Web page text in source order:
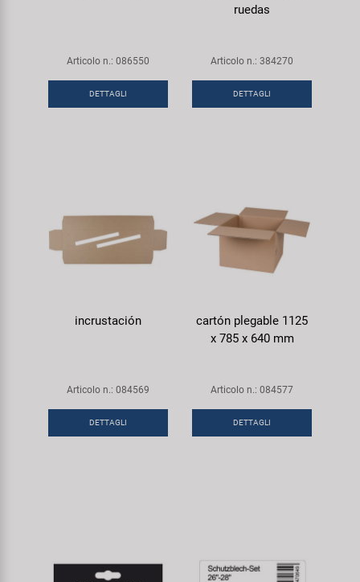
Articolo n.: 086550
DETTAGLI
ruedas
Articolo n.: 384270
DETTAGLI
incrustación
Articolo n.: 084569
DETTAGLI
cartón plegable 1125
x 785 x 640 mm
Articolo n.: 084577
DETTAGLI